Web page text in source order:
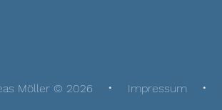
Möller © 2026 Impressum